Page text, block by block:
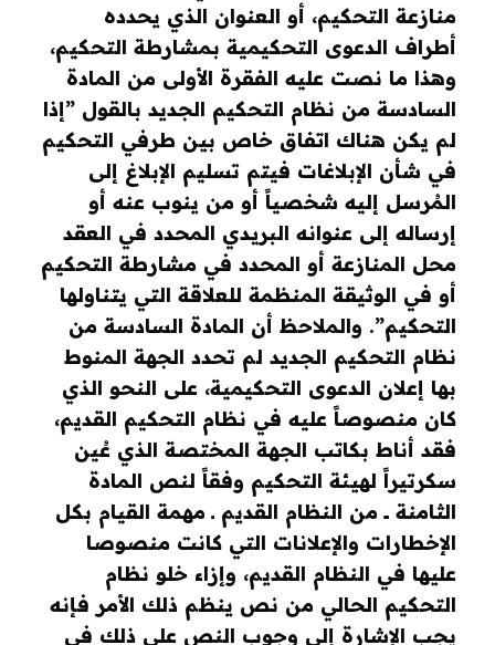
منازعة التحكيم، أو العنوان الذي يحدده
أطراف الدعوى التحكيمية بمشارطة التحكيم،
وهذا ما نصت عليه الفقرة الأولى من المادة
السادسة من نظام التحكيم الجديد بالقول ”إذا
لم يكن هناك اتفاق خاص بين طرفي التحكيم
في شأن الإبلاغات فيتم تسليم الإبلاغ إلى
المُرسل إليه شخصياً أو من ينوب عنه أو
إرساله إلى عنوانه البريدي المحدد في العقد
محل المنازعة أو المحدد في مشارطة التحكيم
أو في الوثيقة المنظمة للعلاقة التي يتناولها
التحكيم”. والملاحظ أن المادة السادسة من
نظام التحكيم الجديد لم تحدد الجهة المنوط
بها إعلان الدعوى التحكيمية، على النحو الذي
كان منصوصاً عليه في نظام التحكيم القديم،
فقد أناط بكاتب الجهة المختصة الذي عُين
سكرتيراً لهيئة التحكيم وفقاً لنص المادة
الثامنة ــــ من النظام القديم ــ مهمة القيام بكل
الإخطارات والإعلانات التي كانت منصوصا
عليها في النظام القديم، وإزاء خلو نظام
التحكيم الحالي من نص ينظم ذلك الأمر فإنه
يجب الإشارة إلى وجوب النص على ذلك في